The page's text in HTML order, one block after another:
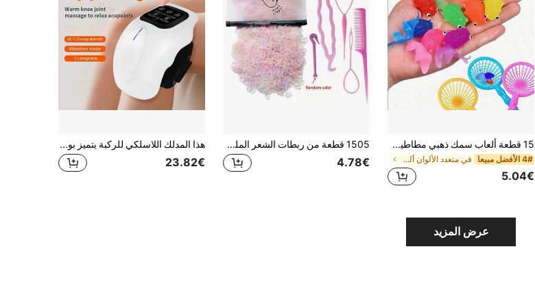
15 قطعة ألعاب سمك ذهبي مطاطية عائمة مزيفة، للألعاب المائية الداخلية والخارجية، ديكورات وإمدادات حفلات الصيف، لا تحتاج إلى بطاريات (ألوان عشوائية)
4# الأفضل مبيعا في متعدد الألوان ألعاب حمام أخرى للأطفال
5.04€
1505 قطعة من ربطات الشعر الملونة الصغيرة وأدوات التصفيف، هدية مثالية لإكسسوارات شعر الفتيات
4.78€
هذا المدلك اللاسلكي للركبة يتميز بوظيفة التسخين، مع 4 أوضاع تسخين، 4 أوضاع اهتزاز، وشاشة LED. مناسب للأيدي والركب والكتفين. مريح للاستخدام المنزلي والسفر.
23.82€
عرض المزيد